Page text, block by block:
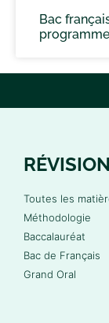
Bac
programme
Toutes les
Méthodologie
Baccalauréat
Bac de Français
Grand Oral